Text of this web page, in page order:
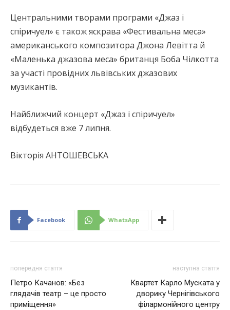
Центральними творами програми «Джаз і
спіричуел» є також яскрава «Фестивальна меса»
американського композитора Джона Левітта й
«Маленька джазова меса» британця Боба Чілкотта
за участі провідних львівських джазових
музикантів.
Найближчий концерт «Джаз і спіричуел»
відбудеться вже 7 липня.
Вікторія АНТОШЕВСЬКА
Facebook WhatsApp
попередня стаття
Петро Качанов: «Без
глядачів театр – це просто
приміщення»
наступна стаття
Квартет Карло Муската у
дворику Чернігівського
філармонійного центру